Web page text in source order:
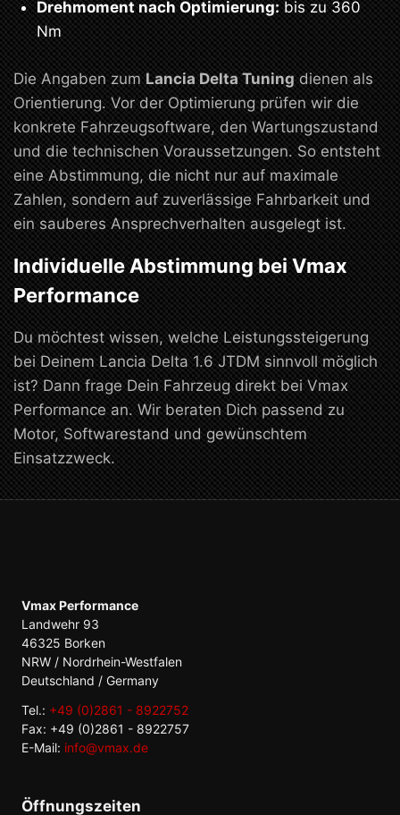
Drehmoment nach Optimierung: bis zu 360
Nm
Die Angaben zum Lancia Delta Tuning dienen als
Orientierung. Vor der Optimierung prüfen wir die
konkrete Fahrzeugsoftware, den Wartungszustand
und die technischen Voraussetzungen. So entsteht
eine Abstimmung, die nicht nur auf maximale
Zahlen, sondern auf zuverlässige Fahrbarkeit und
ein sauberes Ansprechverhalten ausgelegt ist.
Individuelle Abstimmung bei Vmax
Performance
Du möchtest wissen, welche Leistungssteigerung
bei Deinem Lancia Delta 1.6 JTDM sinnvoll möglich
ist? Dann frage Dein Fahrzeug direkt bei Vmax
Performance an. Wir beraten Dich passend zu
Motor, Softwarestand und gewünschtem
Einsatzzweck.
Vmax Performance
Landwehr 93
46325 Borken
NRW / Nordrhein-Westfalen
Deutschland / Germany
Tel.: +49 (0)2861 - 8922752
Fax: +49 (0)2861 - 8922757
E-Mail: info@vmax.de
Öffnungszeiten